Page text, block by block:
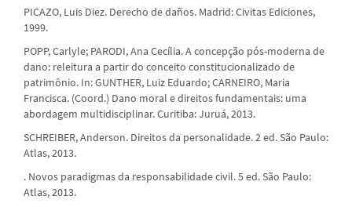
PICAZO, Luis Diez. Derecho de daños. Madrid: Civitas Ediciones,
1999.
POPP, Carlyle; PARODI, Ana Cecília. A concepção pós-moderna de
dano: releitura a partir do conceito constitucionalizado de
patrimônio. In: GUNTHER, Luiz Eduardo; CARNEIRO, Maria
Francisca. (Coord.) Dano moral e direitos fundamentais: uma
abordagem multidisciplinar. Curitiba: Juruá, 2013.
SCHREIBER, Anderson. Direitos da personalidade. 2 ed. São Paulo:
Atlas, 2013.
. Novos paradigmas da responsabilidade civil. 5 ed. São Paulo:
Atlas, 2013.